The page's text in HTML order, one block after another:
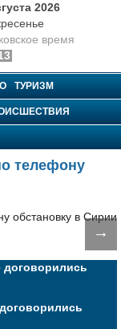
2026
время
ТУРИЗМ
телефону
→